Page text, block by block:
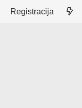
Registracija